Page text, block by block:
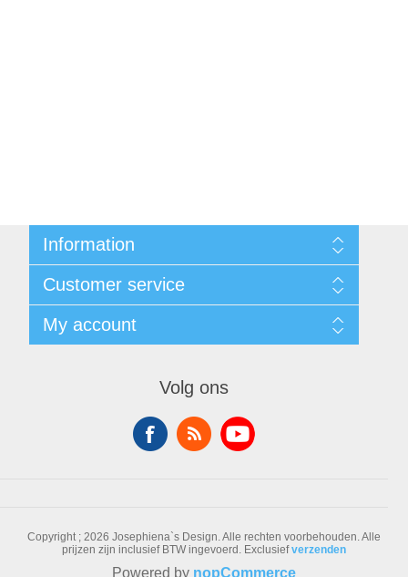
Information
Voorwaarden
Over Josephiena
Contact us
Customer service
Recently viewed products
Check gift card balance
My account
Volg ons
Copyright ; 2026 Josephiena`s Design. Alle rechten voorbehouden.Alle
prijzen zijn inclusief BTW ingevoerd. Exclusiefverzenden
Powered by nopCommerce